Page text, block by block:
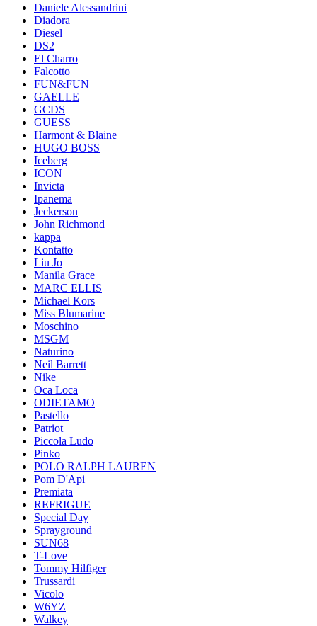
Daniele Alessandrini
Diadora
Diesel
DS2
El Charro
Falcotto
FUN&FUN
GAELLE
GCDS
GUESS
Harmont & Blaine
HUGO BOSS
Iceberg
ICON
Invicta
Ipanema
Jeckerson
John Richmond
kappa
Kontatto
Liu Jo
Manila Grace
MARC ELLIS
Michael Kors
Miss Blumarine
Moschino
MSGM
Naturino
Neil Barrett
Nike
Oca Loca
ODIETAMO
Pastello
Patriot
Piccola Ludo
Pinko
POLO RALPH LAUREN
Pom D'Api
Premiata
REFRIGUE
Special Day
Sprayground
SUN68
T-Love
Tommy Hilfiger
Trussardi
Vicolo
W6YZ
Walkey